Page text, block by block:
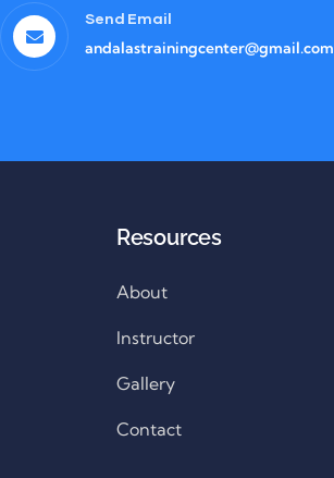
Send Email
andalastrainingcenter@gmail.com
Resources
About
Instructor
Gallery
Contact